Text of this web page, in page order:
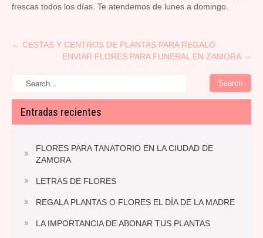
frescas todos los días. Te atendemos de lunes a domingo.
Post
← CESTAS Y CENTROS DE PLANTAS PARA REGALO
ENVIAR FLORES PARA FUNERAL EN ZAMORA →
Entradas recientes
FLORES PARA TANATORIO EN LA CIUDAD DE
ZAMORA
LETRAS DE FLORES
REGALA PLANTAS O FLORES EL DÍA DE LA MADRE
LA IMPORTANCIA DE ABONAR TUS PLANTAS